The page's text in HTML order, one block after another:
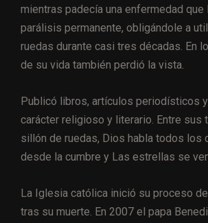
mientras padecía una enfermedad que
parálisis permanente, obligándole a
ruedas durante casi tres décadas. En
de su vida también perdió la vista.
Publicó libros, artículos periodísticos
carácter religioso y literario. Entre sus
sillón de ruedas, Dios habla todos los
desde la cumbre y Las estrellas se
La Iglesia católica inició su proceso
tras su muerte. En 2007 el papa